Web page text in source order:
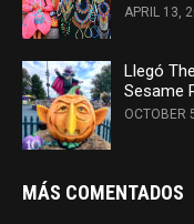
APRIL 13,
Llegó
Sesame
OCTOBER
MÁS COMENTADOS